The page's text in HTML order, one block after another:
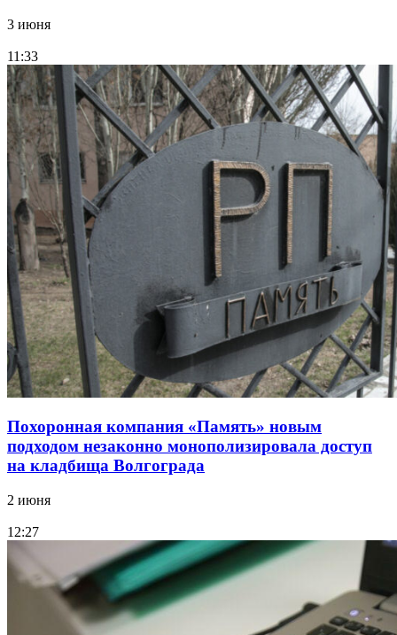
3 июня
11:33
Похоронная компания «Память» новым
подходом незаконно монополизировала доступ
на кладбища Волгограда
2 июня
12:27